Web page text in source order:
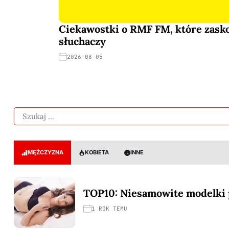
Ciekawostki o RMF FM, które
słuchaczy
2026-08-05
MĘŻCZYZNA KOBIETA INNE
TOP10: Niesamowite modelki
1 ROK TEMU